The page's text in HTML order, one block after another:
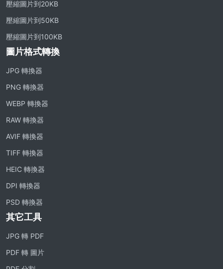
壓縮圖片到20KB
壓縮圖片到50KB
壓縮圖片到100KB
圖片格式轉換
JPG 轉換器
PNG 轉換器
WEBP 轉換器
RAW 轉換器
AVIF 轉換器
TIFF 轉換器
HEIC 轉換器
DPI 轉換器
PSD 轉換器
其它工具
JPG 轉 PDF
PDF 轉 圖片